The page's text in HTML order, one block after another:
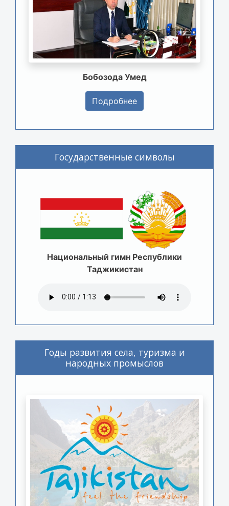
Бобозода Умед
Подробнее
Государственные символы
Национальный гимн Республики
Таджикистан
Годы развития села, туризма и
народных промыслов